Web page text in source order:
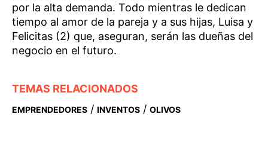
por la alta demanda. Todo mientras le dedican
tiempo al amor de la pareja y a sus hijas, Luisa y
Felicitas (2) que, aseguran, serán las dueñas del
negocio en el futuro.
TEMAS RELACIONADOS
EMPRENDEDORES / INVENTOS / OLIVOS